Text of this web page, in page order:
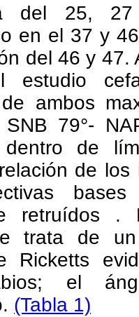
del 25,
en el 37 y
del 46 y 47.
estudio
ambos
SNB 79°-
dentro de
de
retruídos
trata de
Ricketts
el
(Tabla 1)